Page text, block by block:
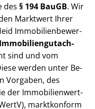
des § 194 BauGB. Wir
Marktwert Ihrer
Im­mo­bi­li­en­be­wer­
sind und vom
werden unter Be­
Vorgaben, des
der Im­mo­bi­li­en­wert­
marktkonform